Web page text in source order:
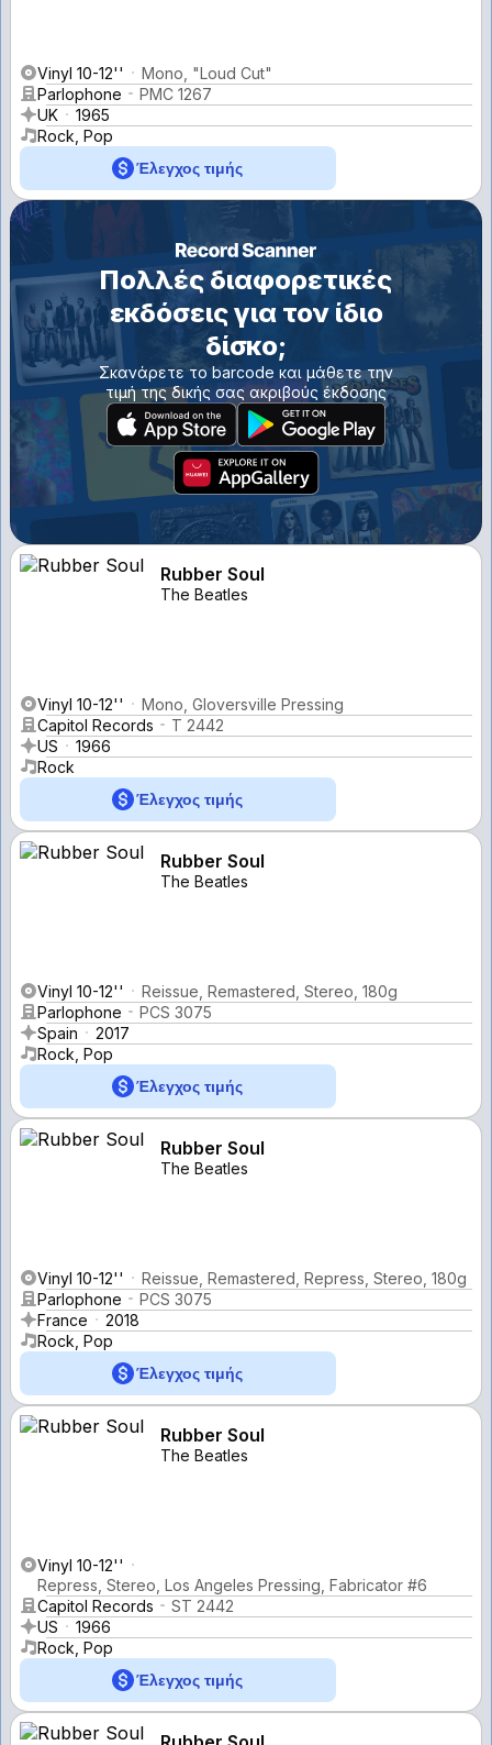
Vinyl 10-12''
Mono, "Loud Cut"
Parlophone
PMC 1267
UK
1965
Rock, Pop
Έλεγχος τιμής
Πολλές διαφορετικές
εκδόσεις για τον ίδιο
δίσκο;
Σκανάρετε το barcode και μάθετε την
τιμή της δικής σας ακριβούς έκδοσης
Rubber Soul
The Beatles
Vinyl 10-12''
Mono, Gloversville Pressing
Capitol Records
T 2442
US
1966
Rock
Έλεγχος τιμής
Rubber Soul
The Beatles
Vinyl 10-12''
Reissue, Remastered, Stereo, 180g
Parlophone
PCS 3075
Spain
2017
Rock, Pop
Έλεγχος τιμής
Rubber Soul
The Beatles
Vinyl 10-12''
Reissue, Remastered, Repress, Stereo, 180g
Parlophone
PCS 3075
France
2018
Rock, Pop
Έλεγχος τιμής
Rubber Soul
The Beatles
Vinyl 10-12''
Repress, Stereo, Los Angeles Pressing, Fabricator #6
Capitol Records
ST 2442
US
1966
Rock, Pop
Έλεγχος τιμής